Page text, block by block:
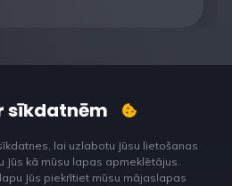
sīkdatnēm
lai uzlabotu Jūsu lietošanas
kā mūsu lapas apmeklētājus.
Jūs piekrītiet mūsu mājaslapas